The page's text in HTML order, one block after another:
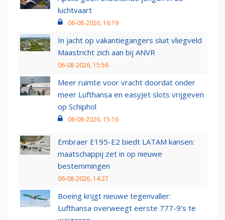
luchtvaart
06-08-2026, 16:19
In jacht op vakantiegangers sluit vliegveld
Maastricht zich aan bij ANVR
06-08-2026, 15:56
Meer ruimte voor vracht doordat onder
meer Lufthansa en easyJet slots vrijgeven
op Schiphol
06-08-2026, 15:16
Embraer E195-E2 biedt LATAM kansen:
maatschappij zet in op nieuwe
bestemmingen
06-08-2026, 14:27
Boeing krijgt nieuwe tegenvaller:
Lufthansa overweegt eerste 777-9’s te